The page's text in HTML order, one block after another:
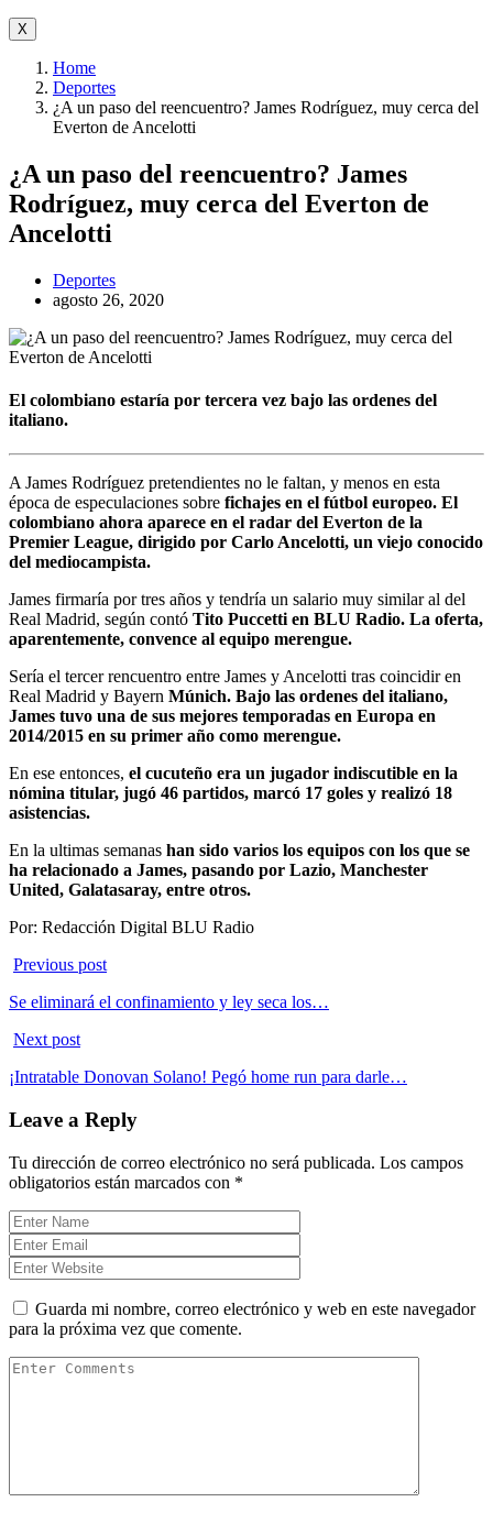
X
Home
Deportes
¿A un paso del reencuentro? James Rodríguez, muy cerca del
Everton de Ancelotti
¿A un paso del reencuentro? James
Rodríguez, muy cerca del Everton de
Ancelotti
Deportes
agosto 26, 2020
El colombiano estaría por tercera vez bajo las ordenes del
italiano.
A James Rodríguez pretendientes no le faltan, y menos en esta
época de especulaciones sobre fichajes en el fútbol europeo. El
colombiano ahora aparece en el radar del Everton de la
Premier League, dirigido por Carlo Ancelotti, un viejo conocido
del mediocampista.
James firmaría por tres años y tendría un salario muy similar al del
Real Madrid, según contó Tito Puccetti en BLU Radio. La oferta,
aparentemente, convence al equipo merengue.
Sería el tercer rencuentro entre James y Ancelotti tras coincidir en
Real Madrid y Bayern Múnich. Bajo las ordenes del italiano,
James tuvo una de sus mejores temporadas en Europa en
2014/2015 en su primer año como merengue.
En ese entonces, el cucuteño era un jugador indiscutible en la
nómina titular, jugó 46 partidos, marcó 17 goles y realizó 18
asistencias.
En la ultimas semanas han sido varios los equipos con los que se
ha relacionado a James, pasando por Lazio, Manchester
United, Galatasaray, entre otros.
Por: Redacción Digital BLU Radio
Previous post
Se eliminará el confinamiento y ley seca los…
Next post
¡Intratable Donovan Solano! Pegó home run para darle…
Leave a Reply
Tu dirección de correo electrónico no será publicada. Los campos
obligatorios están marcados con *
Guarda mi nombre, correo electrónico y web en este navegador
para la próxima vez que comente.